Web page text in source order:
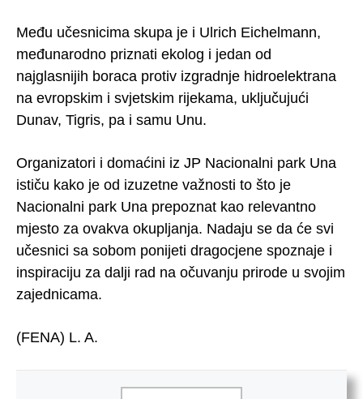
Među učesnicima skupa je i Ulrich Eichelmann,
međunarodno priznati ekolog i jedan od
najglasnijih boraca protiv izgradnje hidroelektrana
na evropskim i svjetskim rijekama, uključujući
Dunav, Tigris, pa i samu Unu.
Organizatori i domaćini iz JP Nacionalni park Una
ističu kako je od izuzetne važnosti to što je
Nacionalni park Una prepoznat kao relevantno
mjesto za ovakva okupljanja. Nadaju se da će svi
učesnici sa sobom ponijeti dragocjene spoznaje i
inspiraciju za dalji rad na očuvanju prirode u svojim
zajednicama.
(FENA) L. A.